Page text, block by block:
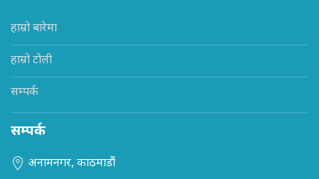
हाम्रो बारेमा
हाम्रो टोली
सम्पर्क
सम्पर्क
अनामनगर, काठमाडौं